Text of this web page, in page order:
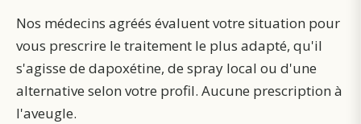
Nos médecins agréés évaluent votre situation pour
vous prescrire le traitement le plus adapté, qu'il
s'agisse de dapoxétine, de spray local ou d'une
alternative selon votre profil. Aucune prescription à
l'aveugle.